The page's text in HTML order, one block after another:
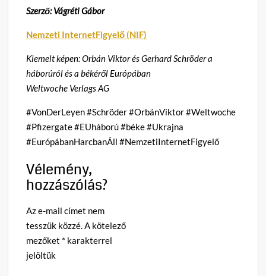
Szerző: Vágréti Gábor
Nemzeti InternetFigyelő (NIF)
Kiemelt képen: Orbán Viktor és Gerhard Schröder a
háborúról és a békéről Európában
Weltwoche Verlags AG
#VonDerLeyen #Schröder #OrbánViktor #Weltwoche
#Pfizergate #EUháború #béke #Ukrajna
#EurópábanHarcbanÁll #NemzetiInternetFigyelő
Vélemény,
hozzászólás?
Az e-mail címet nem
tesszük közzé.A kötelező
mezőket * karakterrel
jelöltük